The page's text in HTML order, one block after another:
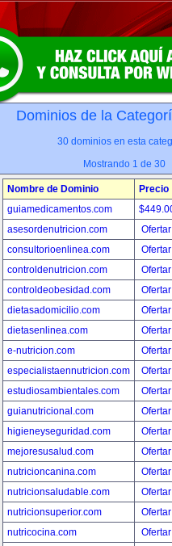
Dominios de la
30 dominios en esta
Mostrando 1 de 30
Nombre de Dominio
Precio
guiamedicamentos.com
asesordenutricion.com
consultorioenlinea.com
controldenutricion.com
controldeobesidad.com
dietasadomicilio.com
dietasenlinea.com
e-nutricion.com
especialistaennutricion.com
estudiosambientales.com
guianutricional.com
higieneyseguridad.com
mejoresusalud.com
nutricioncanina.com
nutricionsaludable.com
nutricionsuperior.com
nutricocina.com